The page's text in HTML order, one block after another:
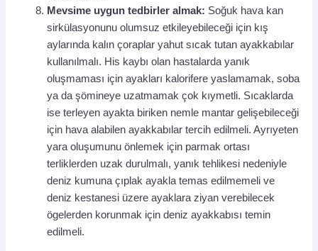
Mevsime uygun tedbirler almak: Soğuk hava kan
sirkülasyonunu olumsuz etkileyebileceği için kış
aylarında kalın çoraplar yahut sıcak tutan ayakkabılar
kullanılmalı. His kaybı olan hastalarda yanık
oluşmaması için ayakları kalorifere yaslamamak, soba
ya da şömineye uzatmamak çok kıymetli. Sıcaklarda
ise terleyen ayakta biriken nemle mantar gelişebileceği
için hava alabilen ayakkabılar tercih edilmeli. Ayrıyeten
yara oluşumunu önlemek için parmak ortası
terliklerden uzak durulmalı, yanık tehlikesi nedeniyle
deniz kumuna çıplak ayakla temas edilmemeli ve
deniz kestanesi üzere ayaklara ziyan verebilecek
ögelerden korunmak için deniz ayakkabısı temin
edilmeli.